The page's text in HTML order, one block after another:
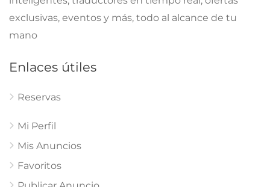
exclusivas, eventos y más, todo al alcance de tu
mano
Enlaces útiles
Reservas
Mi Perfil
Mis Anuncios
Favoritos